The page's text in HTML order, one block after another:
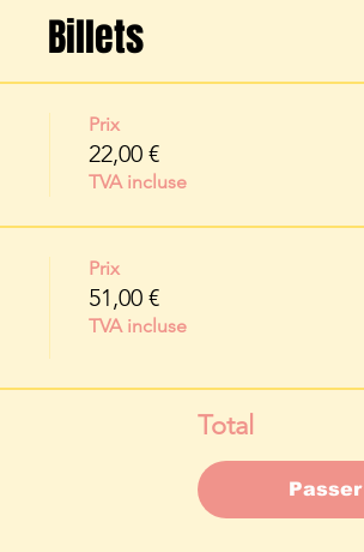
Billets
Prix
22,00 €
TVA incluse
Prix
51,00 €
TVA incluse
Total